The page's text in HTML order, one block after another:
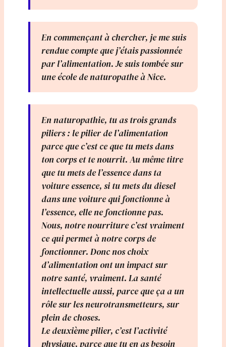
En commençant à chercher, je me suis
rendue compte que j’étais passionnée
par l’alimentation. Je suis tombée sur
une école de naturopathe à Nice.
En naturopathie, tu as trois grands
piliers : le pilier de l’alimentation
parce que c’est ce que tu mets dans
ton corps et te nourrit. Au même titre
que tu mets de l’essence dans ta
voiture essence, si tu mets du diesel
dans une voiture qui fonctionne à
l’essence, elle ne fonctionne pas.
Nous, notre nourriture c’est vraiment
ce qui permet à notre corps de
fonctionner. Donc nos choix
d’alimentation ont un impact sur
notre santé, vraiment. La santé
intellectuelle aussi, parce que ça a un
rôle sur les neurotransmetteurs, sur
plein de choses.
Le deuxième pilier, c’est l’activité
physique, parce que tu en as besoin